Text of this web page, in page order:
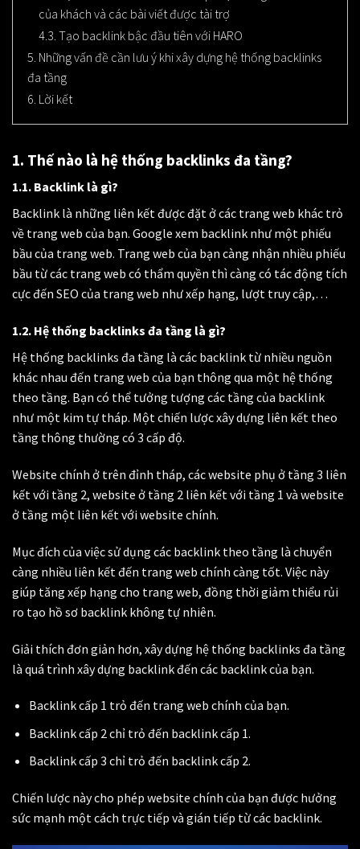
của khách và các bài viết được tài trợ
4.3. Tạo backlink bậc đầu tiên với HARO
5. Những vấn đề cần lưu ý khi xây dựng hệ thống backlinks
đa tầng
6. Lời kết
1. Thế nào là hệ thống backlinks đa tầng?
1.1. Backlink là gì?
Backlink là những liên kết được đặt ở các trang web khác trỏ
về trang web của bạn. Google xem backlink như một phiếu
bầu của trang web. Trang web của bạn càng nhận nhiều phiếu
bầu từ các trang web có thẩm quyền thì càng có tác động tích
cực đến SEO của trang web như xếp hạng, lượt truy cập,…
1.2. Hệ thống backlinks đa tầng là gì?
Hệ thống backlinks đa tầng là các backlink từ nhiều nguồn
khác nhau đến trang web của bạn thông qua một hệ thống
theo tầng. Bạn có thể tưởng tượng các tầng của backlink
như một kim tự tháp. Một chiến lược xây dựng liên kết theo
tầng thông thường có 3 cấp độ.
Website chính ở trên đỉnh tháp, các website phụ ở tầng 3 liên
kết với tầng 2, website ở tầng 2 liên kết với tầng 1 và website
ở tầng một liên kết với website chính.
Mục đích của việc sử dụng các backlink theo tầng là chuyển
càng nhiều liên kết đến trang web chính càng tốt. Việc này
giúp tăng xếp hạng cho trang web, đồng thời giảm thiểu rủi
ro tạo hồ sơ backlink không tự nhiên.
Giải thích đơn giản hơn, xây dựng hệ thống backlinks đa tầng
là quá trình xây dựng backlink đến các backlink của bạn.
Backlink cấp 1 trỏ đến trang web chính của bạn.
Backlink cấp 2 chỉ trỏ đến backlink cấp 1.
Backlink cấp 3 chỉ trỏ đến backlink cấp 2.
Chiến lược này cho phép website chính của bạn được hưởng
sức mạnh một cách trực tiếp và gián tiếp từ các backlink.